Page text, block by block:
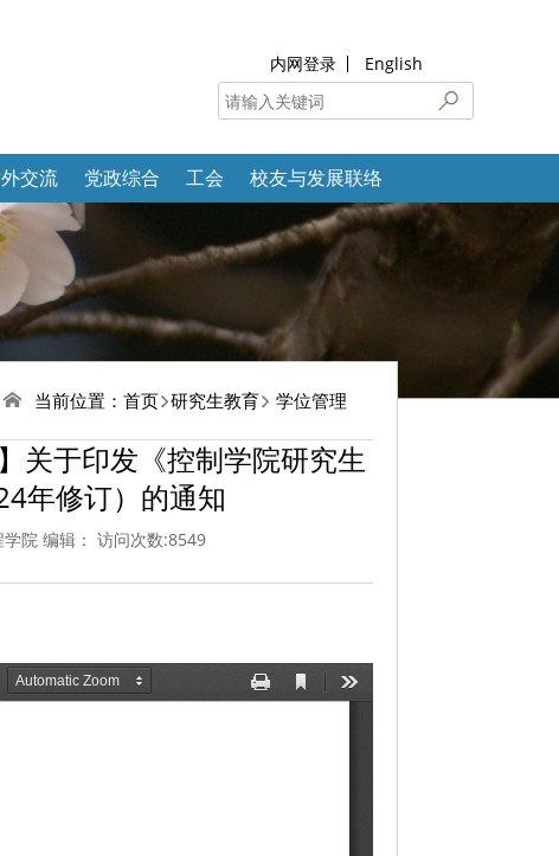
内网登录 English
交流 党政综合 工会 校友与发展联络
当前位置： 首页 研究生教育 学位管理
关于印发《控制学院研究生
年修订）的通知
院 编辑： 访问次数:8549